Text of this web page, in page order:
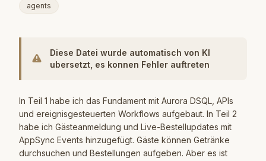
agents
Diese Datei wurde automatisch von KI
ubersetzt, es konnen Fehler auftreten
In Teil 1 habe ich das Fundament mit Aurora DSQL, APIs
und ereignisgesteuerten Workflows aufgebaut. In Teil 2
habe ich Gästeanmeldung und Live-Bestellupdates mit
AppSync Events hinzugefügt. Gäste können Getränke
durchsuchen und Bestellungen aufgeben. Aber es ist